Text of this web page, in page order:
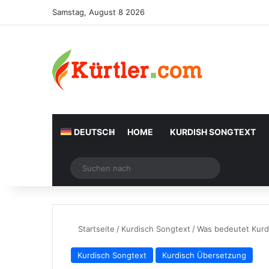
Samstag, August 8 2026
DEUTSCH HOME KURDISH SONGTEXT
Zufälliger Artikel
nach
Startseite / Kurdisch Songtext /Was bedeutet
Kurdisch Songtext Kurdisch Übersetzung